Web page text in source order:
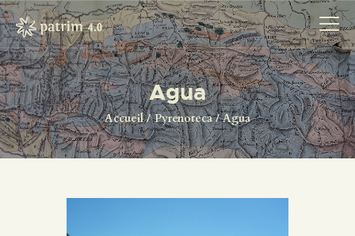
Agua
Accueil Pyrenoteca Agua
ACCUEIL
PYRENOTECA 4.0
LE RÉSEAU